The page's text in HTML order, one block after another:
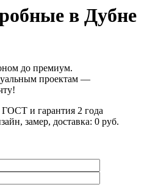
в Дубне
до премиум.
проектам —
ГОСТ и гарантия 2 года
замер, доставка: 0 руб.